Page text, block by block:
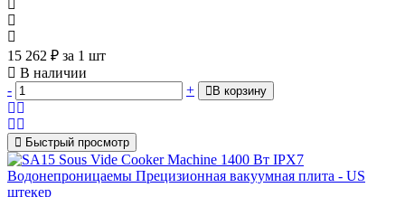
15 262 ₽ за 1 шт
В наличии
-
+ В корзину
Быстрый просмотр